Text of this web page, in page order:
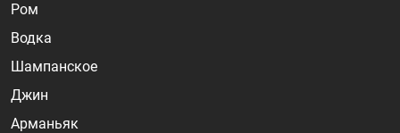
Ром
Водка
Шампанское
Джин
Арманьяк